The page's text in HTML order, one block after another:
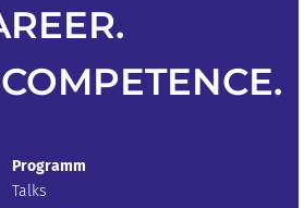
.
COMPETENCE.
Programm
Talks